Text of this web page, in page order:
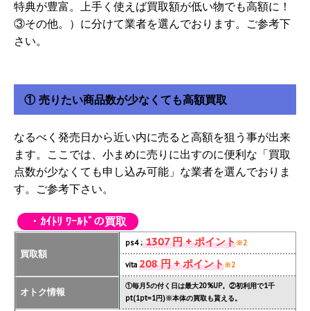
特典が豊富。上手く使えば買取額が低い物でも高額に！
③その他。）に分けて業者を選んでおります。ご参考下
さい。
① 売りたい商品数が少なくても高額買取
なるべく発売日から近い内に売ると高額を狙う事が出来
ます。ここでは、小まめに売りに出すのに便利な「買取
点数が少なくても申し込み可能」な業者を選んでおりま
す。ご参考下さい。
・ｶｲﾄﾘ ﾜｰﾙﾄﾞの買取
買取額
ps4 ;1307 円 + ポイント※2
vita 208 円 + ポイント※2
オトク情報
①毎月5の付く日は最大20%UP。②初利用で1千
pt(1pt=1円)※本体の買取も貰える。